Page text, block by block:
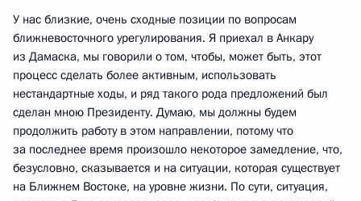
У нас близкие, очень сходные позиции по вопросам
ближневосточного урегулирования. Я приехал в Анкару
из Дамаска, мы говорили о том, чтобы, может быть, этот
процесс сделать более активным, использовать
нестандартные ходы, и ряд такого рода предложений был
сделан мною Президенту. Думаю, мы должны будем
продолжить работу в этом направлении, потому что
за последнее время произошло некоторое замедление, что,
безусловно, сказывается и на ситуации, которая существует
на Ближнем Востоке, на уровне жизни. По сути, ситуация,